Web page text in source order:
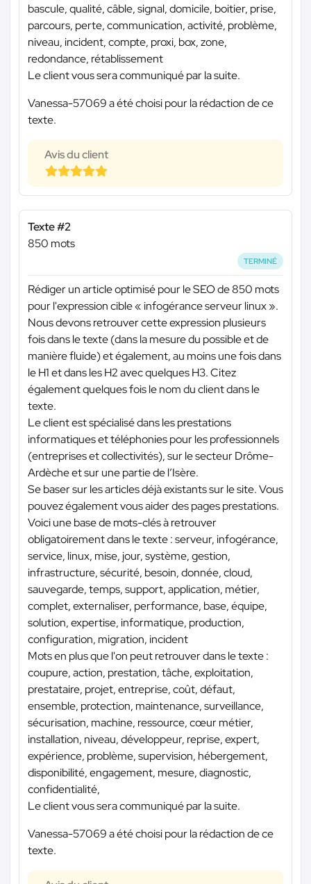
bascule, qualité, câble, signal, domicile, boitier, prise,
parcours, perte, communication, activité, problème,
niveau, incident, compte, proxi, box, zone,
redondance, rétablissement
Le client vous sera communiqué par la suite.
Vanessa-57069 a été choisi pour la rédaction de ce
texte.
Avis du client
Texte #2
850 mots
TERMINÉ
Rédiger un article optimisé pour le SEO de 850 mots
pour l'expression cible « infogérance serveur linux ».
Nous devons retrouver cette expression plusieurs
fois dans le texte (dans la mesure du possible et de
manière fluide) et également, au moins une fois dans
le H1 et dans les H2 avec quelques H3. Citez
également quelques fois le nom du client dans le
texte.
Le client est spécialisé dans les prestations
informatiques et téléphonies pour les professionnels
(entreprises et collectivités), sur le secteur Drôme-
Ardèche et sur une partie de l’Isère.
Se baser sur les articles déjà existants sur le site. Vous
pouvez également vous aider des pages prestations.
Voici une base de mots-clés à retrouver
obligatoirement dans le texte : serveur, infogérance,
service, linux, mise, jour, système, gestion,
infrastructure, sécurité, besoin, donnée, cloud,
sauvegarde, temps, support, application, métier,
complet, externaliser, performance, base, équipe,
solution, expertise, informatique, production,
configuration, migration, incident
Mots en plus que l'on peut retrouver dans le texte :
coupure, action, prestation, tâche, exploitation,
prestataire, projet, entreprise, coût, défaut,
ensemble, protection, maintenance, surveillance,
sécurisation, machine, ressource, cœur métier,
installation, niveau, développeur, reprise, expert,
expérience, problème, supervision, hébergement,
disponibilité, engagement, mesure, diagnostic,
confidentialité,
Le client vous sera communiqué par la suite.
Vanessa-57069 a été choisi pour la rédaction de ce
texte.